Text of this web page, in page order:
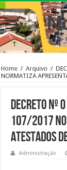
–
Home / Arquivo /
NORMATIZA
DECRETO Nº
107/2017
ATESTADOS
Administração